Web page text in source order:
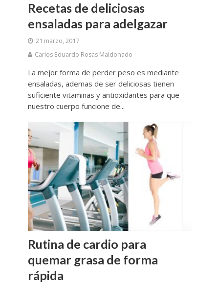
Recetas de deliciosas
ensaladas para adelgazar
21 marzo, 2017
Carlos Eduardo Rosas Maldonado
La mejor forma de perder peso es mediante
ensaladas, ademas de ser deliciosas tienen
suficiente vitaminas y antioxidantes para que
nuestro cuerpo funcione de...
Rutina de cardio para
quemar grasa de forma
rápida